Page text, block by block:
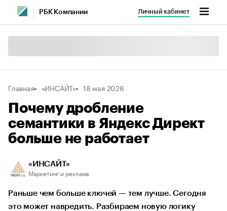
РБК Компании Личный кабинет
Главная «ИНСАЙТ» 18 мая 2026
Почему дробление
семантики в Яндекс Директ
больше не работает
«ИНСАЙТ»
Маркетинг и реклама
Раньше чем больше ключей — тем лучше. Сегодня
это может навредить. Разбираем новую логику